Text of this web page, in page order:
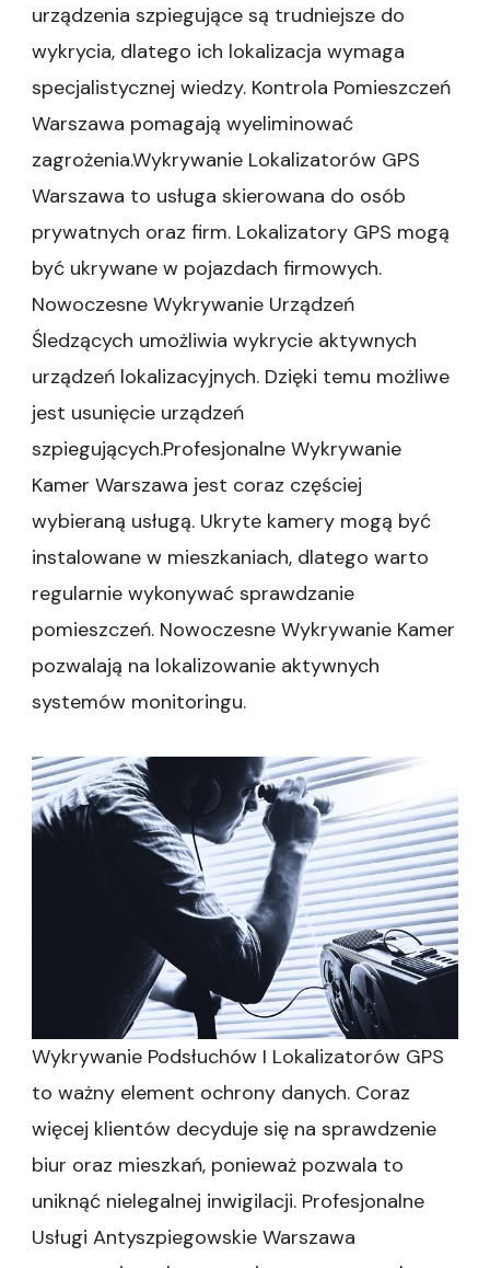
urządzenia szpiegujące są trudniejsze do
wykrycia, dlatego ich lokalizacja wymaga
specjalistycznej wiedzy. Kontrola Pomieszczeń
Warszawa pomagają wyeliminować
zagrożenia.Wykrywanie Lokalizatorów GPS
Warszawa to usługa skierowana do osób
prywatnych oraz firm. Lokalizatory GPS mogą
być ukrywane w pojazdach firmowych.
Nowoczesne Wykrywanie Urządzeń
Śledzących umożliwia wykrycie aktywnych
urządzeń lokalizacyjnych. Dzięki temu możliwe
jest usunięcie urządzeń
szpiegujących.Profesjonalne Wykrywanie
Kamer Warszawa jest coraz częściej
wybieraną usługą. Ukryte kamery mogą być
instalowane w mieszkaniach, dlatego warto
regularnie wykonywać sprawdzanie
pomieszczeń. Nowoczesne Wykrywanie Kamer
pozwalają na lokalizowanie aktywnych
systemów monitoringu.
Wykrywanie Podsłuchów I Lokalizatorów GPS
to ważny element ochrony danych. Coraz
więcej klientów decyduje się na sprawdzenie
biur oraz mieszkań, ponieważ pozwala to
uniknąć nielegalnej inwigilacji. Profesjonalne
Usługi Antyszpiegowskie Warszawa